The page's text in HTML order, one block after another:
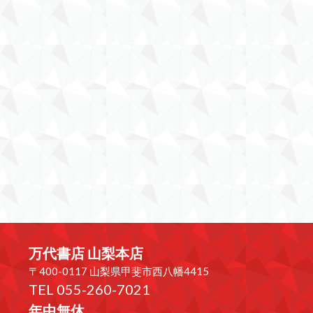
万代書店 山梨本店
〒400-0117 山梨県甲斐市西八幡4415
TEL 055-260-7021